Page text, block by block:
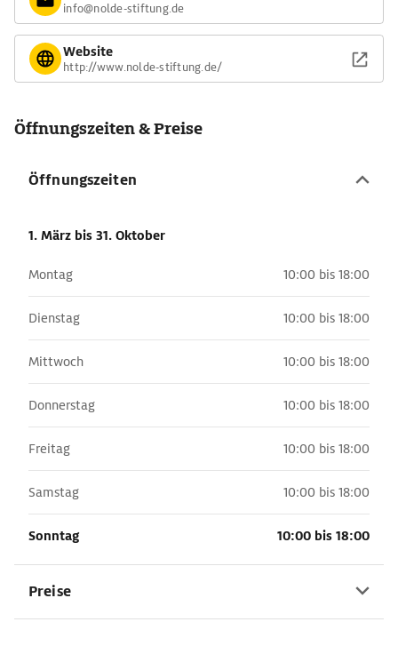
info@nolde-stiftung.de
Website
http://www.nolde-stiftung.de/
Öffnungszeiten & Preise
Öffnungszeiten
1. März bis 31. Oktober
Montag 10:00 bis 18:00
Dienstag 10:00 bis 18:00
Mittwoch 10:00 bis 18:00
Donnerstag 10:00 bis 18:00
Freitag 10:00 bis 18:00
Samstag 10:00 bis 18:00
Sonntag 10:00 bis 18:00
Preise